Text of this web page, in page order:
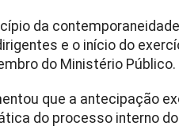
da
e o início do
do Ministério Público.
que a antecipação
do processo interno